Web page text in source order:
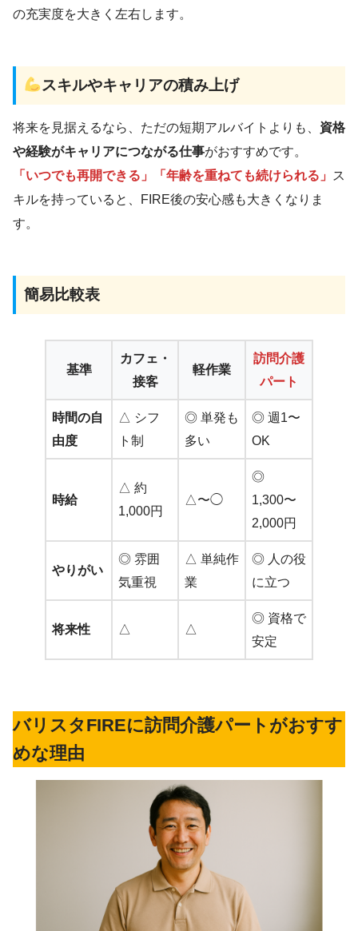
の充実度を大きく左右します。
スキルやキャリアの積み上げ
将来を見据えるなら、ただの短期アルバイトよりも、 資格
や経験がキャリアにつながる仕事がおすすめです。
「いつでも再開できる」「年齢を重ねても続けられる」
ス
キルを持っていると、FIRE後の安心感も大きくなりま
す。
簡易比較表
基準
カフェ・
接客
軽作業
訪問介護
パート
時間の自
由度
△ シフ
ト制
◎ 単発も
多い
◎ 週1〜
OK
時給
△ 約
1,000円
△〜◯
◎
1,300〜
2,000円
やりがい
◎ 雰囲
気重視
△ 単純作
業
◎ 人の役
に立つ
将来性 △ △
◎ 資格で
安定
バリスタFIREに訪問介護パートがおすす
めな理由